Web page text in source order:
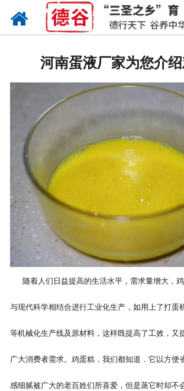
网
联
河南蛋液厂家为您介
随着人们日益提高的生活水平，需求量增大，
与现代科学相结合进行工业化生产，如用上了打蛋
等机械化生产线及原材料，这样既提高了工效，又
广大消费者需求。鸡蛋糕，我们都知道．它以方便
感细腻被广大的老百姓们所喜爱，但是蒸它时却不